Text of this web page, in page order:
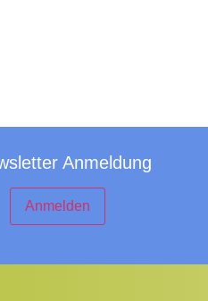
Anmeldung